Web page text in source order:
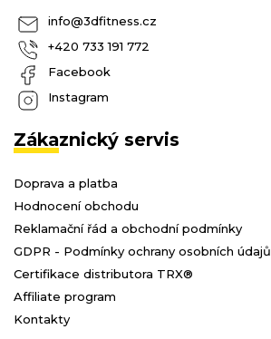
info@3dfitness.cz
+420 733 191 772
Facebook
Instagram
Zákaznický servis
Doprava a platba
Hodnocení obchodu
Reklamační řád a obchodní podmínky
GDPR - Podmínky ochrany osobních údajů
Certifikace distributora TRX®
Affiliate program
Kontakty